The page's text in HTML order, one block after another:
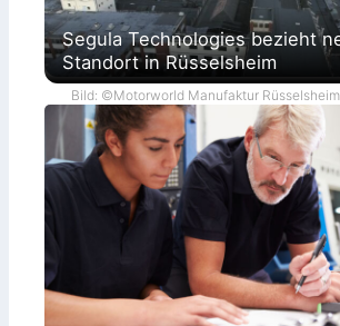
Segula Technologies bezieht
Standort in Rüsselsheim
Bild: ©Motorworld Manufaktur Rüsselsheim